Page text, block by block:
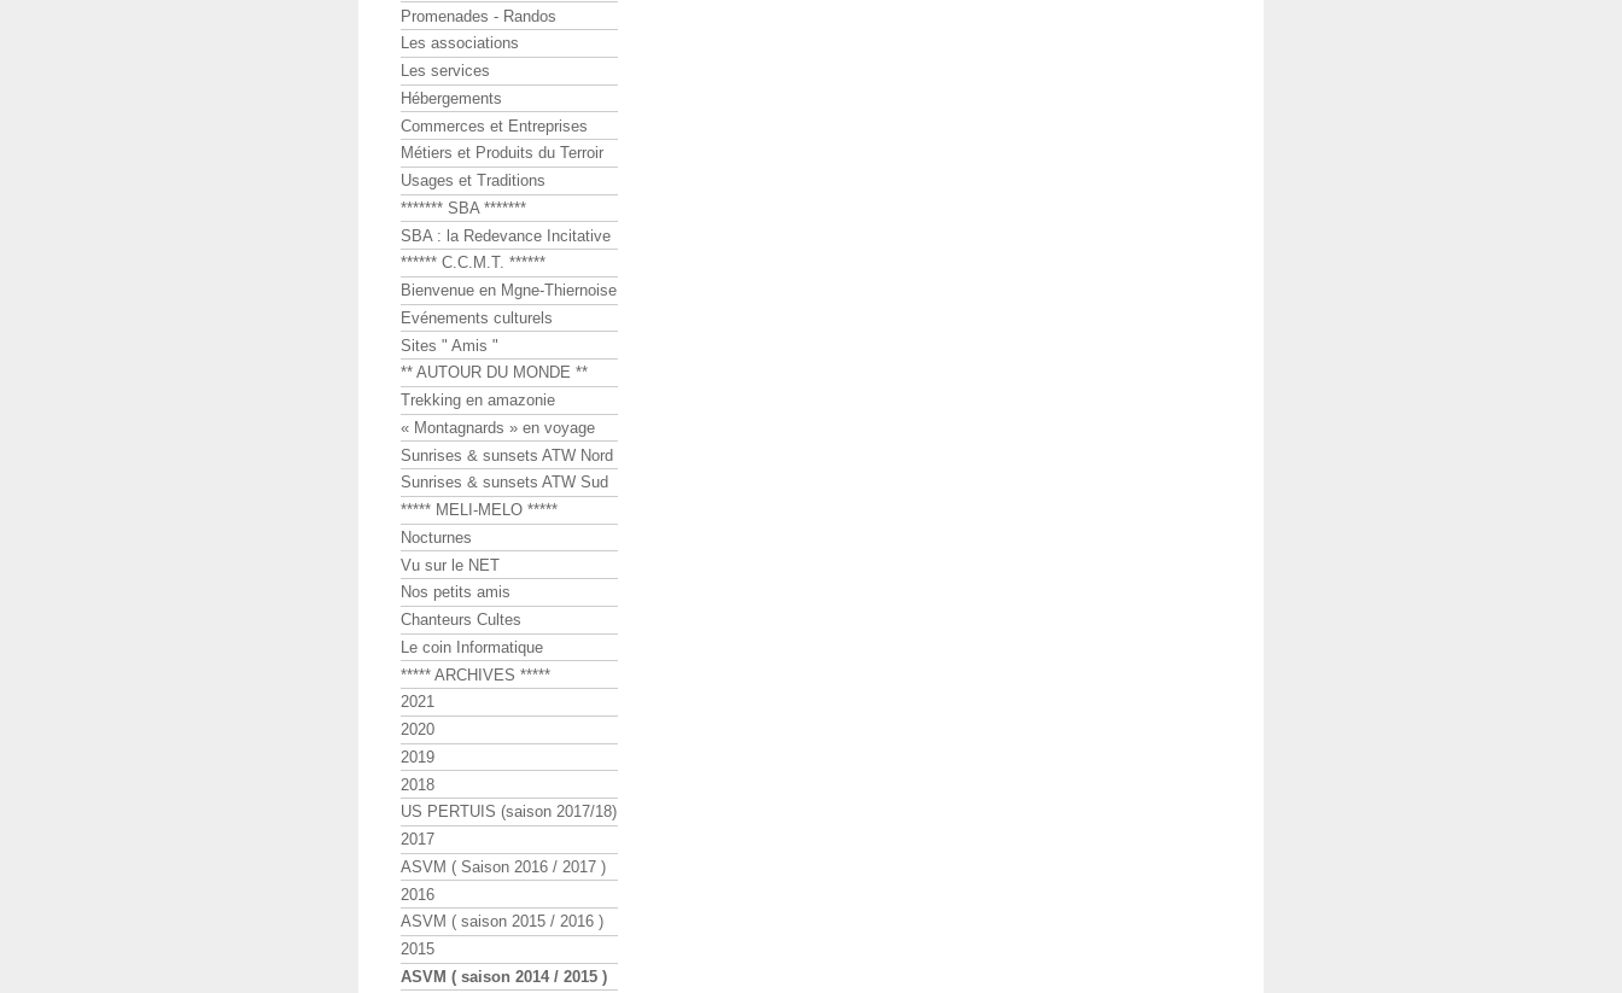
Promenades - Randos
Les associations
Les services
Hébergements
Commerces et Entreprises
Métiers et Produits du Terroir
Usages et Traditions
******* SBA *******
SBA : la Redevance Incitative
****** C.C.M.T. ******
Bienvenue en Mgne-Thiernoise
Evénements culturels
Sites " Amis "
** AUTOUR DU MONDE **
Trekking en amazonie
« Montagnards » en voyage
Sunrises & sunsets ATW Nord
Sunrises & sunsets ATW Sud
***** MELI-MELO *****
Nocturnes
Vu sur le NET
Nos petits amis
Chanteurs Cultes
Le coin Informatique
***** ARCHIVES *****
2021
2020
2019
2018
US PERTUIS (saison 2017/18)
2017
ASVM ( Saison 2016 / 2017 )
2016
ASVM ( saison 2015 / 2016 )
2015
ASVM ( saison 2014 / 2015 )